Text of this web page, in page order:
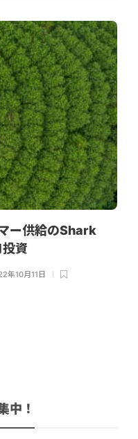
ー供給のShark
資
年10月11日
中！